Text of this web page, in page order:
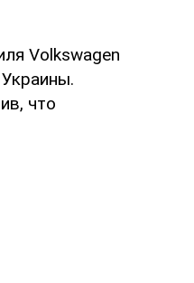
Volkswagen
что